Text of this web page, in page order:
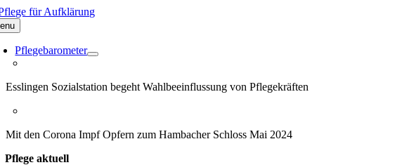
Zum
Inhalt
springen
Pflegebarometer
Esslingen Sozialstation begeht Wahlbeeinflussung von Pflegekräften
Mit den Corona Impf Opfern zum Hambacher Schloss Mai 2024
Pflege aktuell